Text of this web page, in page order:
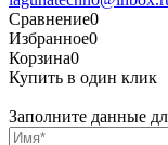
Сравнение0
Избранное0
Корзина0
Купить в один клик
Заполните данные